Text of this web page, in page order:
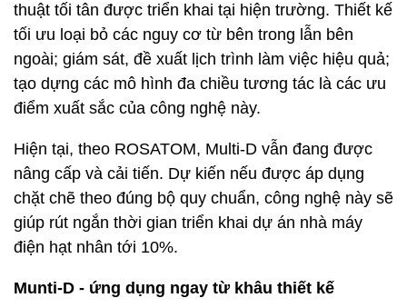
thuật tối tân được triển khai tại hiện trường. Thiết kế
tối ưu loại bỏ các nguy cơ từ bên trong lẫn bên
ngoài; giám sát, đề xuất lịch trình làm việc hiệu quả;
tạo dựng các mô hình đa chiều tương tác là các ưu
điểm xuất sắc của công nghệ này.
Hiện tại, theo ROSATOM, Multi-D vẫn đang được
nâng cấp và cải tiến. Dự kiến nếu được áp dụng
chặt chẽ theo đúng bộ quy chuẩn, công nghệ này sẽ
giúp rút ngắn thời gian triển khai dự án nhà máy
điện hạt nhân tới 10%.
Munti-D - ứng dụng ngay từ khâu thiết kế